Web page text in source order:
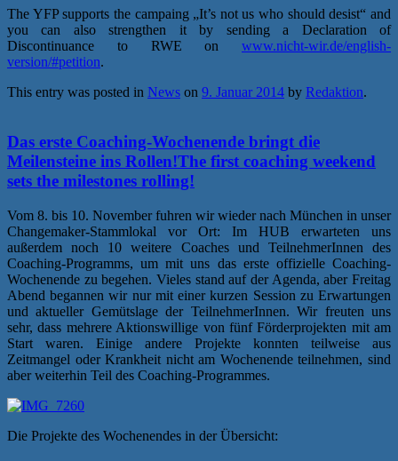
The YFP supports the campaing „It’s not us who should desist“ and
you can also strengthen it by sending a Declaration of
Discontinuance to RWE on www.nicht-wir.de/english-
version/#petition.
This entry was posted in News on 9. Januar 2014 by Redaktion.
Das erste Coaching-Wochenende bringt die
Meilensteine ins Rollen!The first coaching weekend
sets the milestones rolling!
Vom 8. bis 10. November fuhren wir wieder nach München in unser
Changemaker-Stammlokal vor Ort: Im HUB erwarteten uns
außerdem noch 10 weitere Coaches und TeilnehmerInnen des
Coaching-Programms, um mit uns das erste offizielle Coaching-
Wochenende zu begehen. Vieles stand auf der Agenda, aber Freitag
Abend begannen wir nur mit einer kurzen Session zu Erwartungen
und aktueller Gemütslage der TeilnehmerInnen. Wir freuten uns
sehr, dass mehrere Aktionswillige von fünf Förderprojekten mit am
Start waren. Einige andere Projekte konnten teilweise aus
Zeitmangel oder Krankheit nicht am Wochenende teilnehmen, sind
aber weiterhin Teil des Coaching-Programmes.
Die Projekte des Wochenendes in der Übersicht: